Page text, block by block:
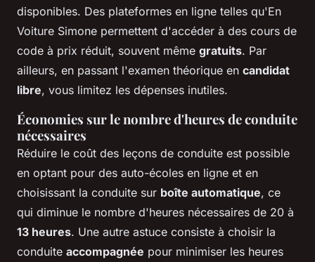
disponibles. Des plateformes en ligne telles qu'En
Voiture Simone permettent d'accéder à des cours de
code à prix réduit, souvent même gratuits. Par
ailleurs, en passant l'examen théorique en candidat
libre, vous limitez les dépenses inutiles.
Économies sur le nombre d'heures de conduite
nécessaires
Réduire le coût des leçons de conduite est possible
en optant pour des auto-écoles en ligne et en
choisissant la conduite sur boîte automatique, ce
qui diminue le nombre d'heures nécessaires de 20 à
13 heures. Une autre astuce consiste à choisir la
conduite accompagnée pour minimiser les heures